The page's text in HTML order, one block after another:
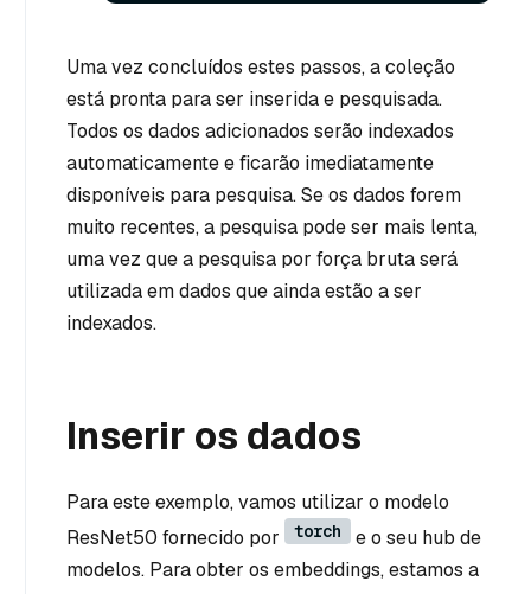
Uma vez concluídos estes passos, a coleção
está pronta para ser inserida e pesquisada.
Todos os dados adicionados serão indexados
automaticamente e ficarão imediatamente
disponíveis para pesquisa. Se os dados forem
muito recentes, a pesquisa pode ser mais lenta,
uma vez que a pesquisa por força bruta será
utilizada em dados que ainda estão a ser
indexados.
Inserir os dados
Para este exemplo, vamos utilizar o modelo
ResNet50 fornecido por
torch
e o seu hub de
modelos. Para obter os embeddings, estamos a